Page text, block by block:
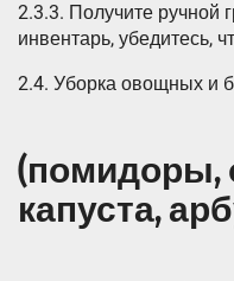
2.3.3. Получите ручной
инвентарь, убедитесь,
2.4. Уборка овощных и
(помидоры,
капуста,